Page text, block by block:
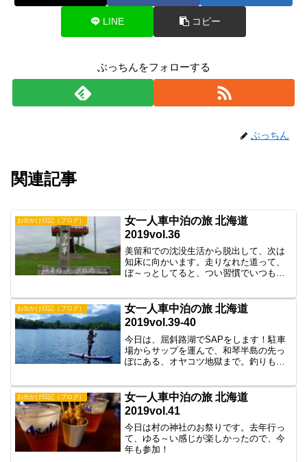
LINE コピー
ぶっちんをフォローする
ぶっちん
関連記事
お出かけ日記（ブログ）
女一人車中泊の旅 北海道
2019vol.36
美留和での沈没生活から脱出して、次は
知床に向かいます。走りなれた道って、
ぼ～っとしてると、つい習慣でいつもの
ていて、気がついたら反対方向へ向かっ
ていました（汗）
お出かけ日記（ブログ）
女一人車中泊の旅 北海道
2019vol.39-40
今日は、屈斜路湖でSAPをします！駐車
場からサップを運んで、和琴半島の先っ
ぽにある、オヤコツ地獄まで。釣りもす
お出かけ日記（ブログ）
女一人車中泊の旅 北海道
2019vol.41
今日は村の神社のお祭りです。去年行っ
て、ゆる～い感じが楽しかったので、今
年も参加！